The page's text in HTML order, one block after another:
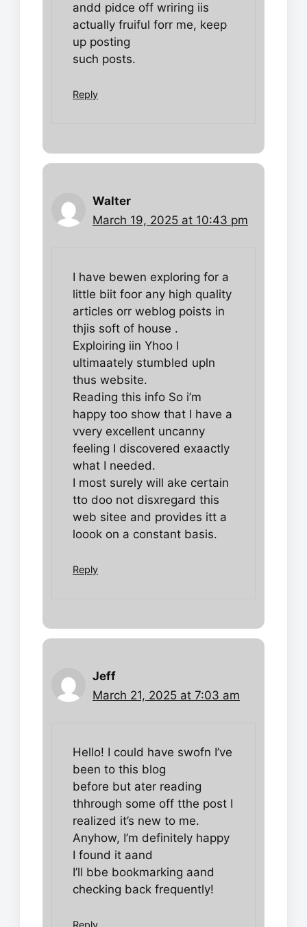
andd pidce off wriring iis
actually fruiful forr me, keep
up posting
such posts.
Reply
Walter
March 19, 2025 at 10:43 pm
I have bewen exploring for a
little biit foor any high quality
articles orr weblog poists in
thjis soft of house .
Exploiring iin Yhoo I
ultimaately stumbled upln
thus website.
Reading this info So i’m
happy too show that I have a
vvery excellent uncanny
feeling I discovered exaactly
what I needed.
I most surely will ake certain
tto doo not disxregard this
web sitee and provides itt a
loook on a constant basis.
Reply
Jeff
March 21, 2025 at 7:03 am
Hello! I could have swofn I’ve
been to this blog
before but ater reading
thhrough some off tthe post I
realized it’s new to me.
Anyhow, I’m definitely happy
I found it aand
I’ll bbe bookmarking aand
checking back frequently!
Reply